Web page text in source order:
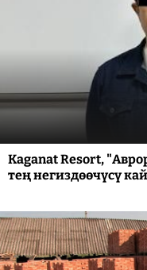
Kaganat Resort,
тең негиздөөчүсү